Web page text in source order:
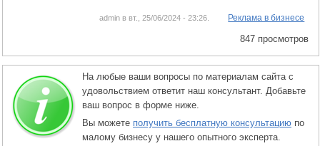
admin в вт., 25/06/2024 - 23:26. Реклама в бизнесе
847 просмотров
На любые ваши вопросы по материалам сайта с
удовольствием ответит наш консультант. Добавьте
ваш вопрос в форме ниже.
Вы можете получить бесплатную консультацию по
малому бизнесу у нашего опытного эксперта.